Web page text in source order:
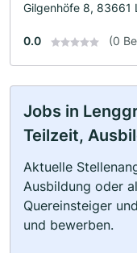
Gilgenhöfe 8, 83661
0.0 (0
Jobs in
Teilzeit,
Aktuelle
Ausbildung oder
Quereinsteiger
und bewerben.